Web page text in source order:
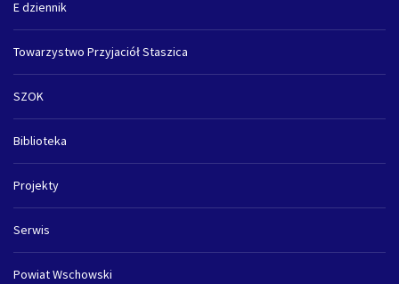
E dziennik
Towarzystwo Przyjaciół Staszica
SZOK
Biblioteka
Projekty
Serwis
Powiat Wschowski